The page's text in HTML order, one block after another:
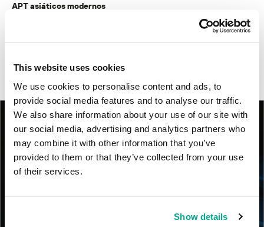
This website uses cookies
We use cookies to personalise content and ads, to
provide social media features and to analyse our traffic.
We also share information about your use of our site with
our social media, advertising and analytics partners who
may combine it with other information that you’ve
provided to them or that they’ve collected from your use
of their services.
Show details
APT asiáticos modernos
MosaicRegressor: acechando en las sombras de UEFI
RevengeHotels: cibercrimen dirigido a recepciones de hotel